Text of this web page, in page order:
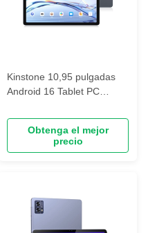
Kinstone 10,95 pulgadas
Android 16 Tablet PC
Incell, 6GB+128GB
Obtenga el mejor
precio